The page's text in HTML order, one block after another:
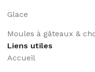
Glace
Moules à gâteaux &
Liens utiles
Accueil